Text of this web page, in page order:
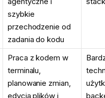
szybkie
przechodzenie od
zadania do kodu
Praca z kodem w
terminalu,
planowanie zmian,
edycja plików i